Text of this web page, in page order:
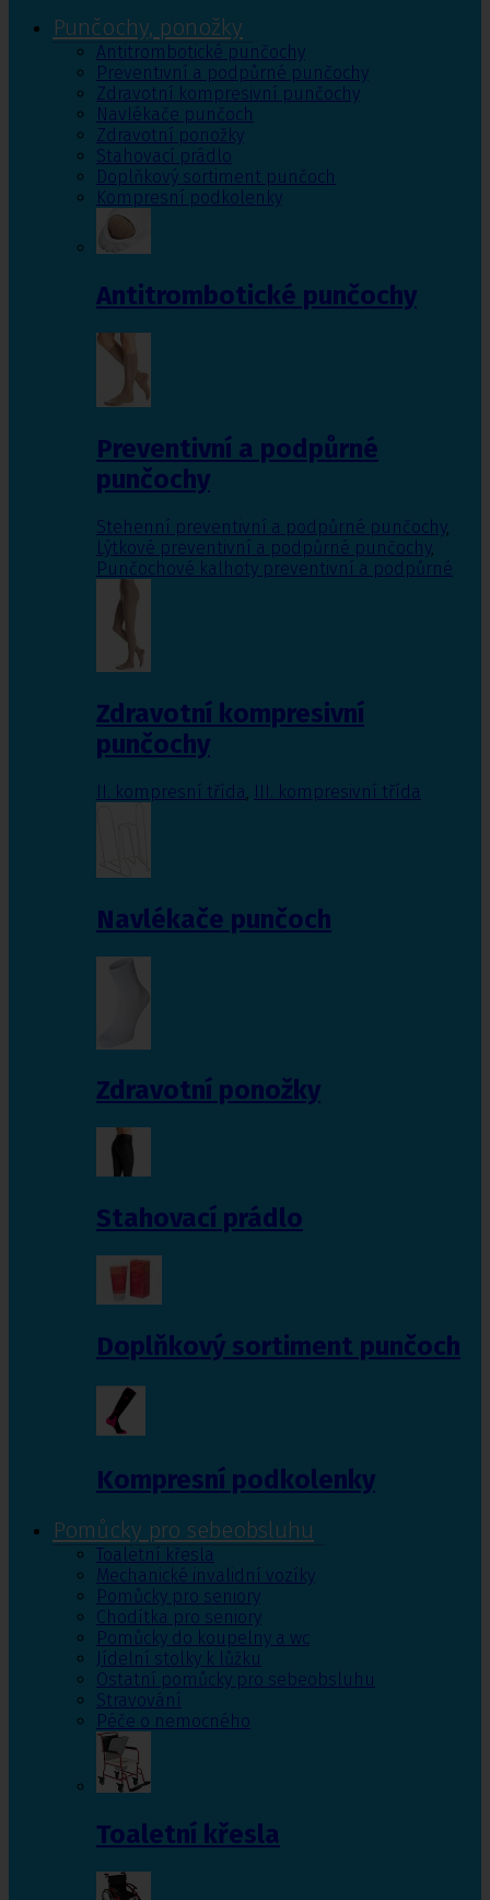
Punčochy, ponožky
Antitrombotické punčochy
Preventivní a podpůrné punčochy
Zdravotní kompresivní punčochy
Navlékače punčoch
Zdravotní ponožky
Stahovací prádlo
Doplňkový sortiment punčoch
Kompresní podkolenky
Antitrombotické punčochy
Preventivní a podpůrné
punčochy
Stehenní preventivní a podpůrné punčochy,
Lýtkové preventivní a podpůrné punčochy,
Punčochové kalhoty preventivní a podpůrné
Zdravotní kompresivní
punčochy
II. kompresní třída III. kompresivní třída
Navlékače punčoch
Zdravotní ponožky
Stahovací prádlo
Doplňkový sortiment punčoch
Kompresní podkolenky
Pomůcky pro sebeobsluhu
Toaletní křesla
Mechanické invalidní vozíky
Pomůcky pro seniory
Chodítka pro seniory
Pomůcky do koupelny a wc
Jídelní stolky k lůžku
Ostatní pomůcky pro sebeobsluhu
Stravování
Péče o nemocného
Toaletní křesla